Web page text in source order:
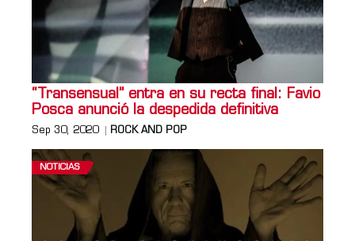
“Transensual” entra en su recta final: Favio
Posca anunció la despedida definitiva
Sep 30, 2020 ROCK AND POP
NOTICIAS